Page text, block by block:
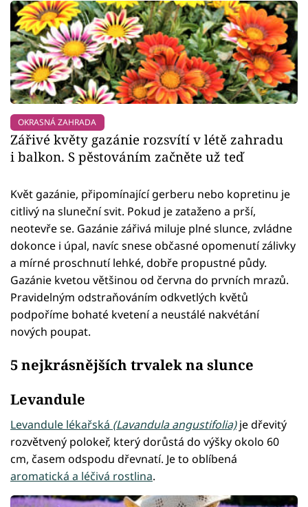
OKRASNÁ ZAHRADA
Zářivé květy gazánie rozsvítí v létě zahradu
i balkon. S pěstováním začněte už teď
Květ gazánie, připomínající gerberu nebo kopretinu je
citlivý na sluneční svit. Pokud je zataženo a prší,
neotevře se. Gazánie zářivá miluje plné slunce, zvládne
dokonce i úpal, navíc snese občasné opomenutí zálivky
a mírné proschnutí lehké, dobře propustné půdy.
Gazánie kvetou většinou od června do prvních mrazů.
Pravidelným odstraňováním odkvetlých květů
podpoříme bohaté kvetení a neustálé nakvétání
nových poupat.
5 nejkrásnějších trvalek na slunce
Levandule
Levandule lékařská (Lavandula angustifolia)je dřevitý
rozvětvený polokeř, který dorůstá do výšky okolo 60
cm, časem odspodu dřevnatí. Je to oblíbená
aromatická a léčivá rostlina.